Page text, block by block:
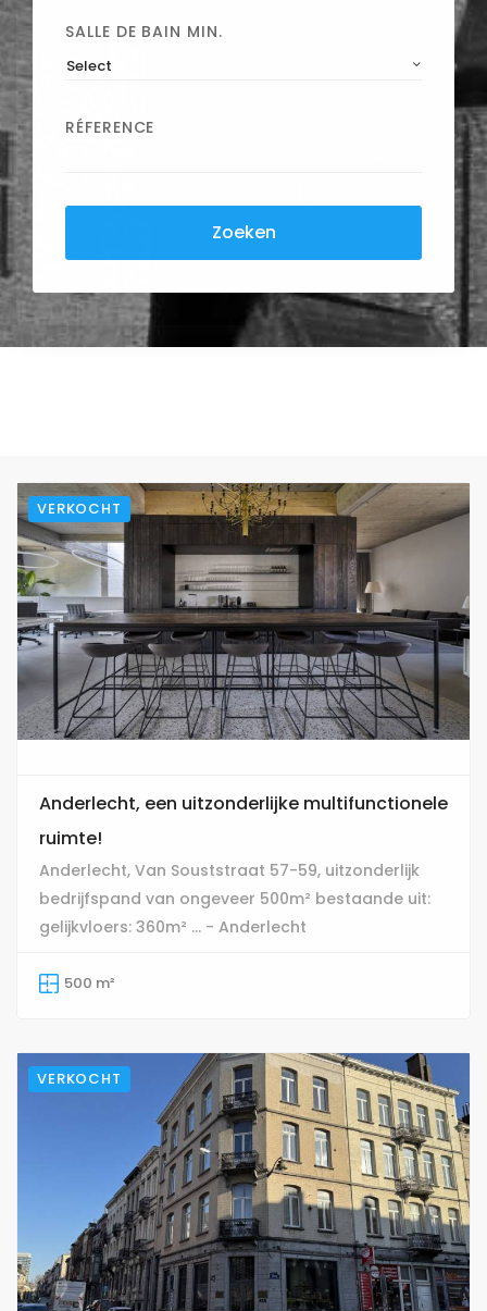
SALLE DE BAIN MIN.
Select
RÉFERENCE
Zoeken
VERKOCHT
Anderlecht, een uitzonderlijke multifunctionele
ruimte!
Anderlecht, Van Souststraat 57-59, uitzonderlijk
bedrijfspand van ongeveer 500m² bestaande uit:
gelijkvloers: 360m² ... - Anderlecht
500 m²
VERKOCHT